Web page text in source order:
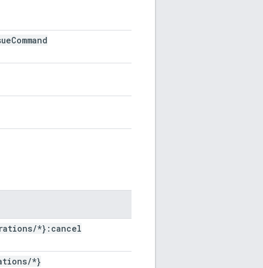
Command
/*}:cancel
/*}